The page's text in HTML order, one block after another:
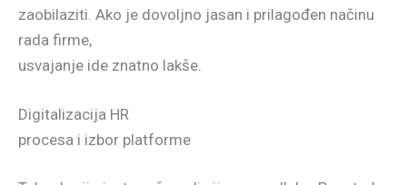
zaobilaziti. Ako je dovoljno jasan i prilagođen načinu
rada firme,
usvajanje ide znatno lakše.
Digitalizacija HR
procesa i izbor platforme